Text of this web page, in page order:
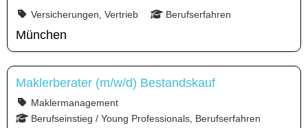
Versicherungen, Vertrieb Berufserfahren
München
Maklerberater (m/w/d) Bestandskauf
Maklermanagement
Berufseinstieg / Young Professionals, Berufserfahren